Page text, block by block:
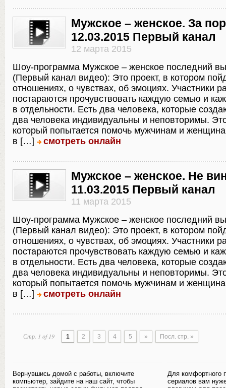
Мужское – женское. За
12.03.2015 Первый канал
12 марта 2015
Шоу-программа Мужское – женское последний
(Первый канал видео): Это проект, в котором
отношениях, о чувствах, об эмоциях. Участники
постараются прочувствовать каждую семью и
в отдельности. Есть два человека, которые
два человека индивидуальны и неповторимы.
который попытается помочь мужчинам и
в […]
смотреть онлайн
Мужское – женское. Не
11.03.2015 Первый канал
11 марта 2015
Шоу-программа Мужское – женское последний
(Первый канал видео): Это проект, в котором
отношениях, о чувствах, об эмоциях. Участники
постараются прочувствовать каждую семью и
в отдельности. Есть два человека, которые
два человека индивидуальны и неповторимы.
который попытается помочь мужчинам и
в […]
смотреть онлайн
Стр. 1 of 19 1 2 3 4 5 » Посл. стр. »
Вернувшись домой с работы, включите
компьютер, зайдите на наш сайт, чтобы
Для комфортного
сериалов вам